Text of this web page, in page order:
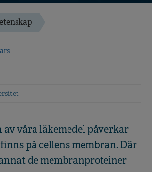
av våra läkemedel påverkar
på cellens membran. Där
de membranproteiner